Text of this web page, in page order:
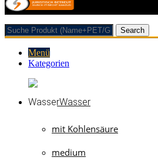
Search
Menü
Kategorien
Wasser
mit Kohlensäure
medium